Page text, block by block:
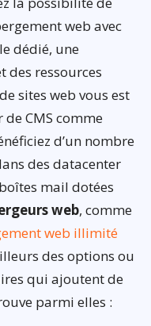
web avec
dédié, une
des ressources
sites web vous est
CMS comme
d’un nombre
des datacenter
mail dotées
web, comme
web illimité
des options ou
qui ajoutent de
parmi elles :